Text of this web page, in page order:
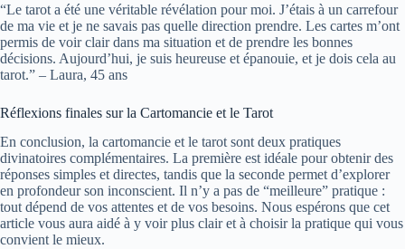
“Le tarot a été une véritable révélation pour moi. J’étais à un carrefour
de ma vie et je ne savais pas quelle direction prendre. Les cartes m’ont
permis de voir clair dans ma situation et de prendre les bonnes
décisions. Aujourd’hui, je suis heureuse et épanouie, et je dois cela au
tarot.” – Laura, 45 ans
Réflexions finales sur la Cartomancie et le Tarot
En conclusion, la cartomancie et le tarot sont deux pratiques
divinatoires complémentaires. La première est idéale pour obtenir des
réponses simples et directes, tandis que la seconde permet d’explorer
en profondeur son inconscient. Il n’y a pas de “meilleure” pratique :
tout dépend de vos attentes et de vos besoins. Nous espérons que cet
article vous aura aidé à y voir plus clair et à choisir la pratique qui vous
convient le mieux.